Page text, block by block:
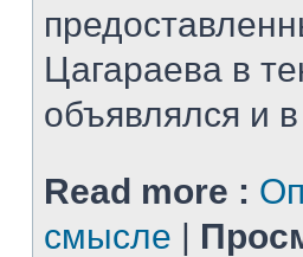
Цагараева в
объявлялся и
Read more :
смысле |